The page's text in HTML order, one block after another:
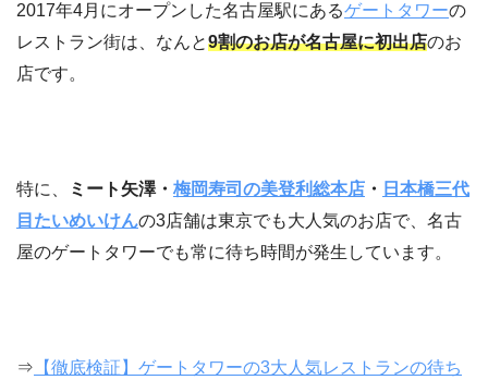
2017年4月にオープンした名古屋駅にあるゲートタワーの
レストラン街は、なんと9割のお店が名古屋に初出店のお
店です。
特に、 ミート矢澤・ 梅岡寿司の美登利総本店 ・ 日本橋三代
目たいめいけんの3店舗は東京でも大人気のお店で、名古
屋のゲートタワーでも常に待ち時間が発生しています。
⇒ 【徹底検証】ゲートタワーの3大人気レストランの待ち